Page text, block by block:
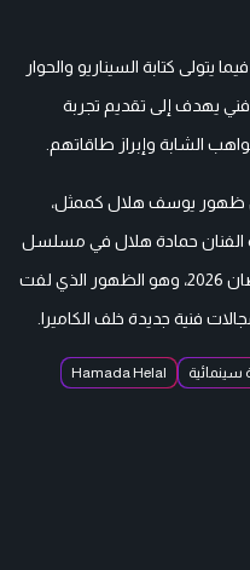
يتولى كتابة السيناريو والحوار
يهدف إلى تقديم تجربة
الشابة وإبراز طاقاتهم.
ظهور يوسف هلال كممثل،
حمادة هلال في مسلسل
“المداح 6”، الذي عرض خلال موسم رمضان 2026، وهو الظهور الذي لفت
فنية جديدة خلف الكاميرا.
سينمائية
Hamada Helal